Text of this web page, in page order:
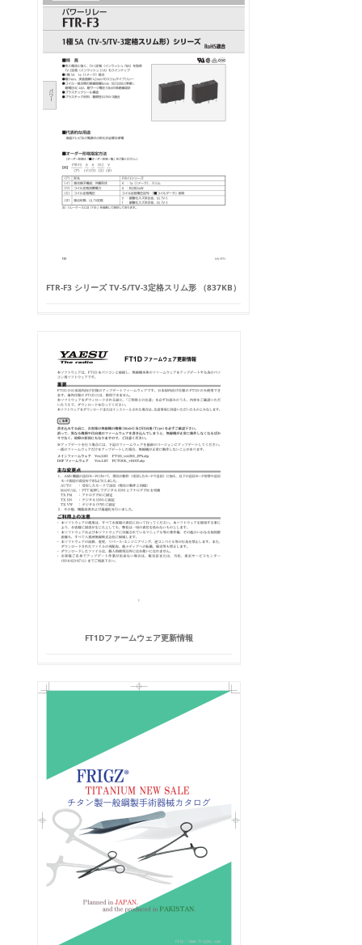
FTR-F3 シリーズ TV-5/TV-3定格スリム形 （837KB）
FT1Dファームウェア更新情報